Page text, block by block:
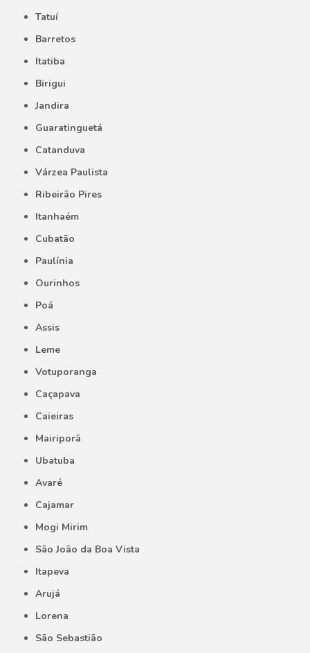
Tatuí
Barretos
Itatiba
Birigui
Jandira
Guaratinguetá
Catanduva
Várzea Paulista
Ribeirão Pires
Itanhaém
Cubatão
Paulínia
Ourinhos
Poá
Assis
Leme
Votuporanga
Caçapava
Caieiras
Mairiporã
Ubatuba
Avaré
Cajamar
Mogi Mirim
São João da Boa Vista
Itapeva
Arujá
Lorena
São Sebastião